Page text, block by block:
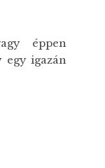
éppen
egy igazán